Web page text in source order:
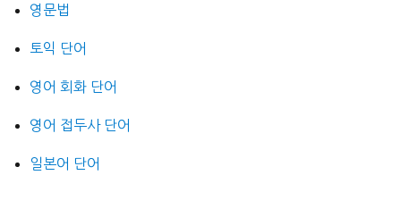
영문법
토익 단어
영어 회화 단어
영어 접두사 단어
일본어 단어